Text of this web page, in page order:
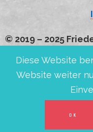
© 2019 – 2025
Diese Website
Website weiter
OK